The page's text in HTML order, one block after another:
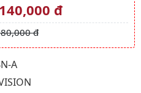
mãi
đ
đ
A